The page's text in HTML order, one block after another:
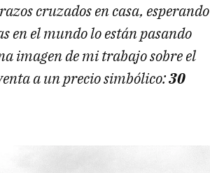
cruzados en casa, esperando
en el mundo lo están pasando
imagen de mi trabajo sobre el
a un precio simbólico:30